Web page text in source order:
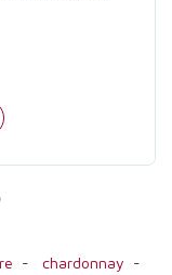
- chardonnay -